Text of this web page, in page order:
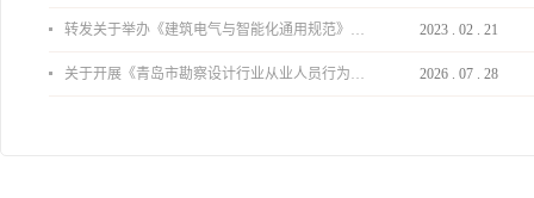
转发关于举办《建筑电气与智能化通用规范》 GB55024-2022公益宣贯的通知 2023 02 21
关于开展《青岛市勘察设计行业从业人员行为导则》、《青岛市住宅工程设计审查品质提升指引（2026版）》宣贯活动的通知 2026 07 28